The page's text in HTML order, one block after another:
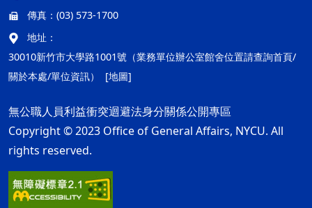
傳真： (03) 573-1700
地址：
30010新竹市大學路1001號（業務單位辦公室館舍位置請查詢首頁/
關於本處/單位資訊）
[地圖]
無公職人員利益衝突迴避法身分關係公開專區
Copyright © 2023 Office of General Affairs, NYCU. All
rights reserved.